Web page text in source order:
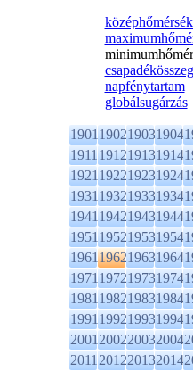
csapadékösszeg
napfénytartam
globálsugárzás
1901190219031904
1911191219131914
1921192219231924
1931193219331934
1941194219431944
1951195219531954
1961196219631964
1971197219731974
1981198219831984
1991199219931994
2001200220032004
2011201220132014